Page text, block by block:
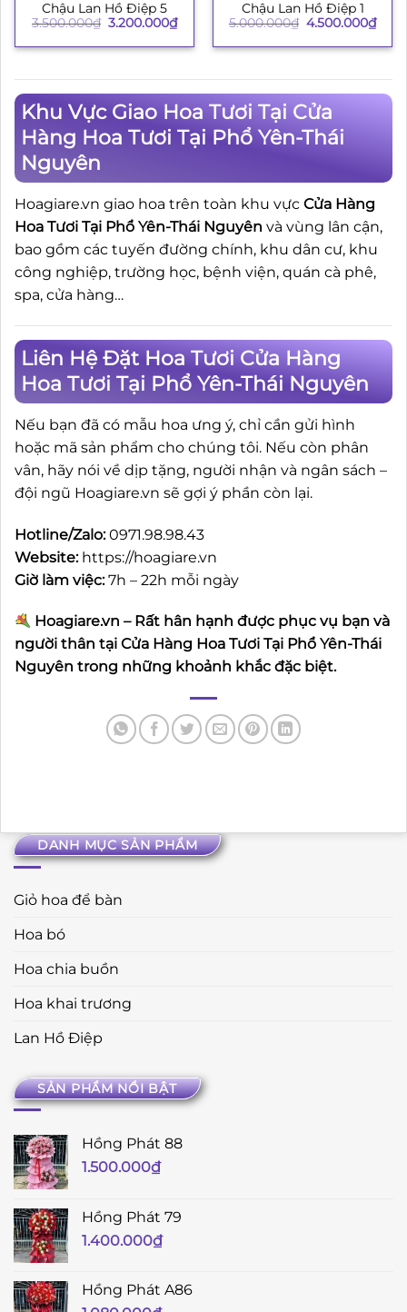
DANH MỤC SẢN PHẨM
Giỏ hoa để bàn
Hoa bó
Hoa chia buồn
Hoa khai trương
Lan Hồ Điệp
SẢN PHẨM NỔI BẬT
Hồng Phát 88
1.500.000₫
Hồng Phát 79
1.400.000₫
Hồng Phát A86
Chậu Lan Hồ Điệp 5
3.500.000₫ Giá
là:
3.200.000₫Giá
hiện
tại
Chậu Lan Hồ Điệp 1
5.000.000₫ Giá
là:
4.500.000₫Giá
hiện
tại
Khu Vực Giao Hoa Tươi Tại Cửa
Hàng Hoa Tươi Tại Phổ Yên-Thái
Nguyên
Hoagiare.vn giao hoa trên toàn khu vực Cửa Hàng
Hoa Tươi Tại Phổ Yên-Thái Nguyên và vùng lân cận,
bao gồm các tuyến đường chính, khu dân cư, khu
công nghiệp, trường học, bệnh viện, quán cà phê,
spa, cửa hàng…
Liên Hệ Đặt Hoa Tươi Cửa Hàng
Hoa Tươi Tại Phổ Yên-Thái Nguyên
Nếu bạn đã có mẫu hoa ưng ý, chỉ cần gửi hình
hoặc mã sản phẩm cho chúng tôi. Nếu còn phân
vân, hãy nói về dịp tặng, người nhận và ngân sách –
đội ngũ Hoagiare.vn sẽ gợi ý phần còn lại.
Hotline/Zalo:0971.98.98.43
Website: https://hoagiare.vn
Giờ làm việc:7h – 22h mỗi ngày
Hoagiare.vn – Rất hân hạnh được phục vụ bạn và
người thân tại Cửa Hàng Hoa Tươi Tại Phổ Yên-Thái
Nguyên trong những khoảnh khắc đặc biệt.